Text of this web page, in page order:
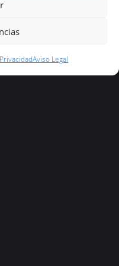
Aviso Legal